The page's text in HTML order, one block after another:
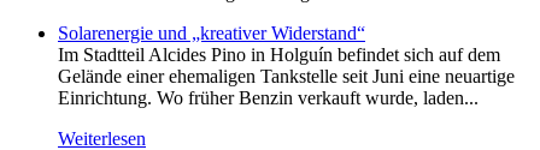
Solarenergie und „kreativer Widerstand“
Im Stadtteil Alcides Pino in Holguín befindet sich auf dem
Gelände einer ehemaligen Tankstelle seit Juni eine neuartige
Einrichtung. Wo früher Benzin verkauft wurde, laden...
Weiterlesen